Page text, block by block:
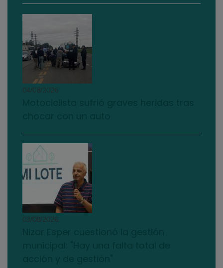
04/08/2026
03/08/2026